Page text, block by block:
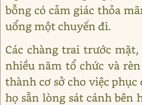
bỗng có cảm giác thỏa
uổng một chuyến đi.
Các chàng trai trước
nhiều năm tổ chức và
thành cơ sở cho việc phục
họ sẵn lòng sát cánh bên